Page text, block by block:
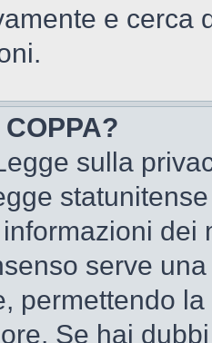
e cerca
sulla
dei
serve
permettendo
Se hai